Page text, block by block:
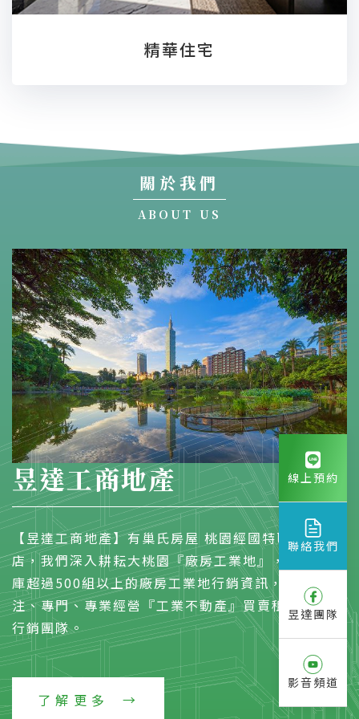
精華住宅
關於我們
ABOUT US
昱達工商地產
【昱達工商地產】有巢氏房屋 桃園經國特區加盟
店，我們深入耕耘大桃園『廠房工業地』，物件資料
庫超過500組以上的廠房工業地行銷資訊，是一個專
注、專門、專業經營『工業不動產』買賣租賃的開發
行銷團隊。
了解更多
線上預約
聯絡我們
昱達團隊
影音頻道